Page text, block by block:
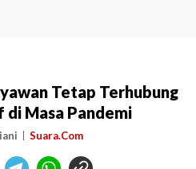
Tetap Terhubung
Masa Pandemi
Suara.Com